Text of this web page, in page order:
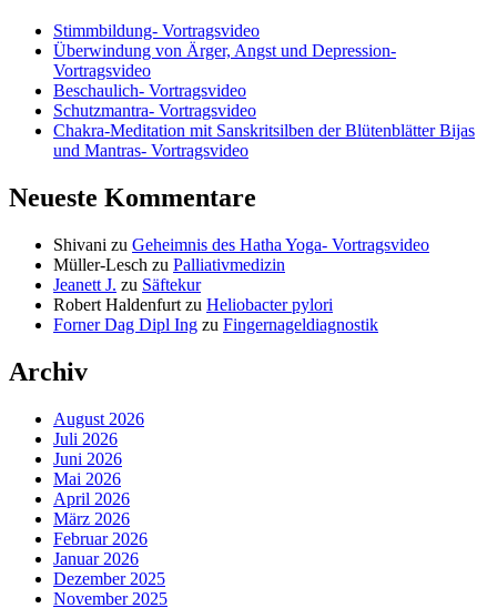
Stimmbildung- Vortragsvideo
Überwindung von Ärger, Angst und Depression-
Vortragsvideo
Beschaulich- Vortragsvideo
Schutzmantra- Vortragsvideo
Chakra-Meditation mit Sanskritsilben der Blütenblätter Bijas
und Mantras- Vortragsvideo
Neueste Kommentare
Shivani zu Geheimnis des Hatha Yoga- Vortragsvideo
Müller-Lesch zu Palliativmedizin
Jeanett J. zu Säftekur
Robert Haldenfurt zu Heliobacter pylori
Forner Dag Dipl Ing zu Fingernageldiagnostik
Archiv
August 2026
Juli 2026
Juni 2026
Mai 2026
April 2026
März 2026
Februar 2026
Januar 2026
Dezember 2025
November 2025